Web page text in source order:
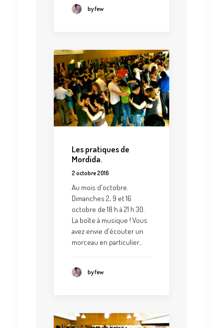
by few
Les pratiques de
Mordida.
2 octobre 2016
Au mois d'octobre.
Dimanches 2, 9 et 16
octobre de 18 h à 21 h 30.
La boîte à musique ! Vous
avez envie d'écouter un
morceau en particulier…
by few